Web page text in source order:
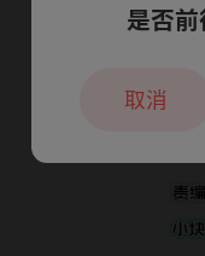
本章节仅
是否
取消